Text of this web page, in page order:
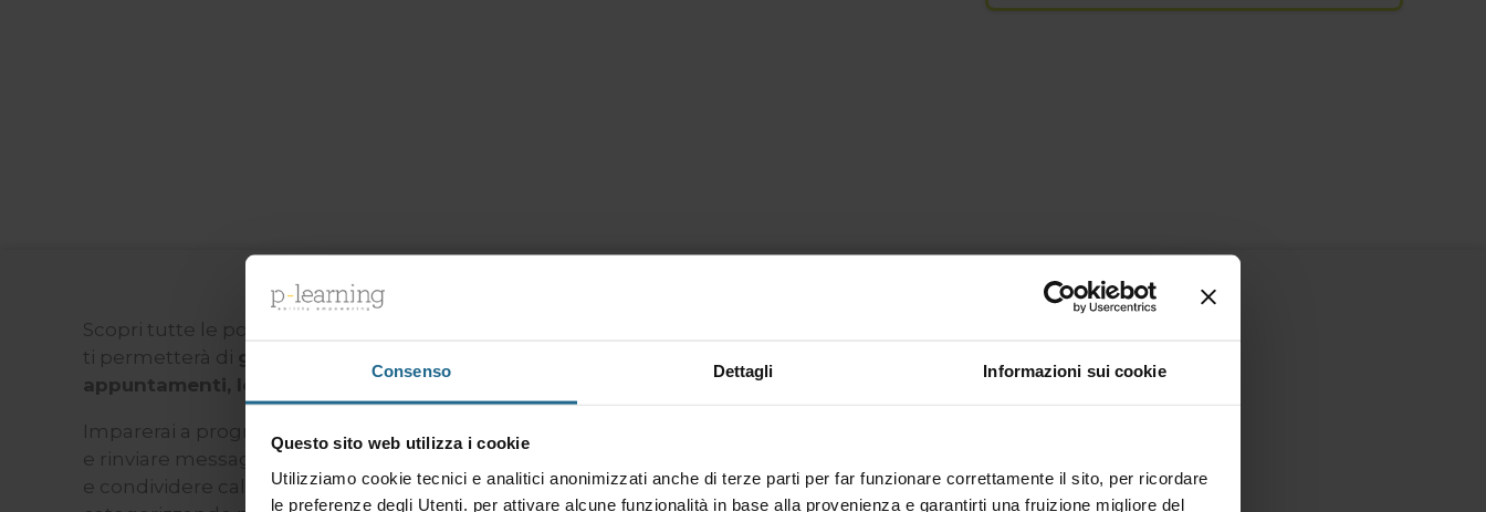
Consenso Dettagli Informazioni sui cookie
Questo sito web utilizza i cookie
Utilizziamo cookie tecnici e analitici anonimizzati anche di terze parti per far funzionare correttamente il sito, per ricordare
le preferenze degli Utenti. per attivare alcune funzionalità in base alla provenienza e garantirti una fruizione migliore del
Scopri tutte le potenzialità di Microsoft Outlook Desktop con il nostro corso completo che
ti permetterà di gestire in modo efficiente e veloce la tua posta elettronica, gli
appuntamenti, le riunioni con i colleghi e le attività personali.
Imparerai a programmare l’invio delle e-mail, impostare risposte automatiche, richiamare
e rinviare messaggi, creare modelli personalizzati, verificare la disponibilità dei partecipanti
e condividere calendari. Gestirai contatti, attività e calendari in modo integrato,